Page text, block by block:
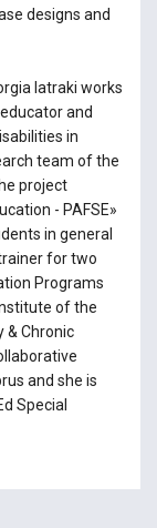
designs and
Iatraki works
and
in
team of the
project
- PAFSE»
in general
for two
Programs
of the
& Chronic
and she is
Special